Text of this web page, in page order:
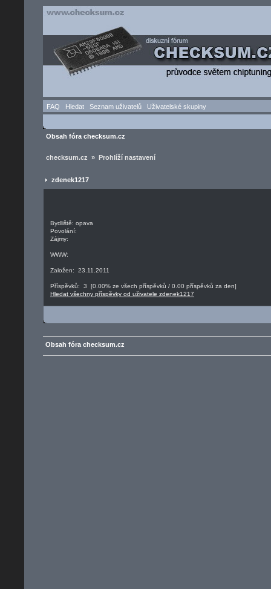
FAQ Hledat Seznam uživatelů Uživatelské skupiny
Obsah fóra checksum.cz
checksum.cz » Prohlíží nastavení
zdenek1217
Bydliště: opava
Povolání:
Zájmy:
WWW:
Založen: 23.11.2011
Příspěvků: 3 [0.00% ze všech příspěvků / 0.00 příspěvků za den]
Hledat všechny příspěvky od uživatele zdenek1217
Obsah fóra checksum.cz